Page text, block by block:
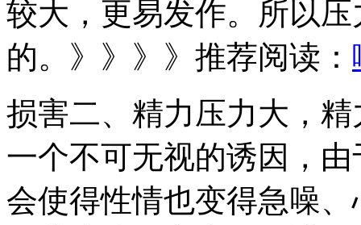
较大，更易发作。所以
的。》》》》推荐阅读：
损害二、精力压力大，
一个不可无视的诱因，
会使得性情也变得急噪